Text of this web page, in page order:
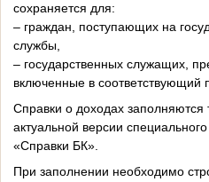
сохраняется для:
– граждан, поступающих на
службы,
– государственных служащих,
включенные в соответствующий
Справки о доходах заполняются
актуальной версии
«Справки БК».
При заполнении необходимо